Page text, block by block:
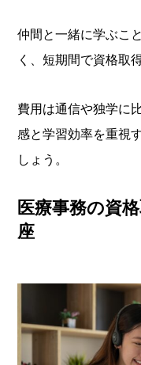
仲間と一緒に学ぶこ
く、短期間で資格取
費用は通信や独学に
感と学習効率を重視
しょう。
医療事務の資
座